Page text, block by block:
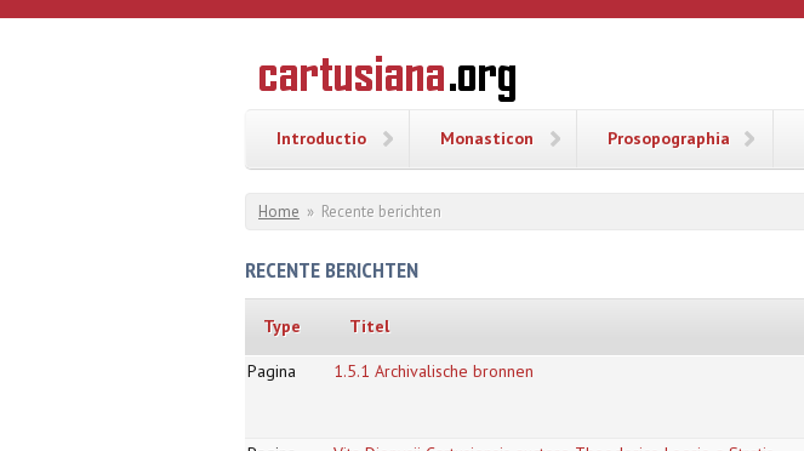
Overslaan en naar de inhoud gaan
CARTUSIANA
Geschiedenis
van de
Introductio Monasticon Prosopographia
U bent hier
Home » Recente berichten
RECENTE BERICHTEN
Type Titel
Pagina 1.5.1 Archivalische bronnen